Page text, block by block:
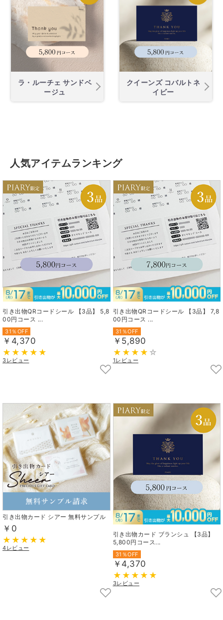
ラ・ルーチェ サンドベ
ージュ
クイーンズ コバルトネ
イビー
人気アイテムランキング
引き出物QRコードシール 【3品】 5,8
00円コース ...
31％OFF
￥4,370
3レビュー
引き出物QRコードシール 【3品】 7,8
00円コース ...
31％OFF
￥5,890
1レビュー
引き出物カード シアー 無料サンプル
￥0
4レビュー
引き出物カード ブランシュ 【3品】
5,800円コース...
31％OFF
￥4,370
3レビュー